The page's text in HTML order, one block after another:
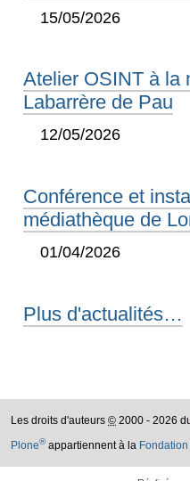
15/05/2026
Atelier OSINT à la
Labarrère de Pau
12/05/2026
Conférence et
médiathèque de
01/04/2026
Plus d'actualités…
Les droits d'auteurs © 2000 - 2026
Plone®appartiennent à la